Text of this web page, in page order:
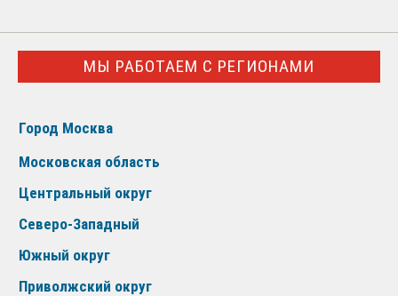
МЫ РАБОТАЕМ С РЕГИОНАМИ
Город Москва
Московская область
Центральный округ
Северо-Западный
Южный округ
Приволжский округ